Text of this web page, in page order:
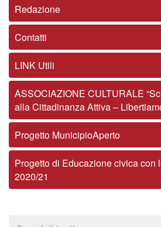
Redazione
Contatti
LINK Utili
ASSOCIAZIONE CULTURALE
alla Cittadinanza Attiva –
Progetto MunicipioAperto
Progetto di Educazione civica con
2020/21